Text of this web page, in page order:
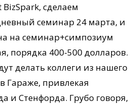
сделаем
семинар 24 марта, и
на семинар+симпозиум
порядка 400-500 долларов.
делать коллеги из нашего
Гараже, привлекая
и Стенфорда. Грубо говоря,